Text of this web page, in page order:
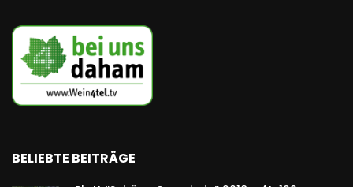
BELIEBTE BEITRÄGE